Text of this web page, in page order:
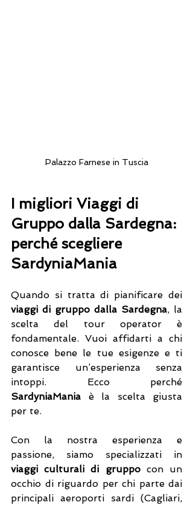
Palazzo Farnese in Tuscia
I migliori Viaggi di
Gruppo dalla Sardegna:
perché scegliere
SardyniaMania
viaggi di gruppo dalla Sardegna, la
scelta del tour operator è
fondamentale. Vuoi affidarti a chi
conosce bene le tue esigenze e ti
garantisce un’esperienza senza
SardyniaMania è la scelta giusta
per te.
Con la nostra esperienza e
viaggi culturali di gruppo con un
occhio di riguardo per chi parte dai
principali aeroporti sardi (Cagliari,